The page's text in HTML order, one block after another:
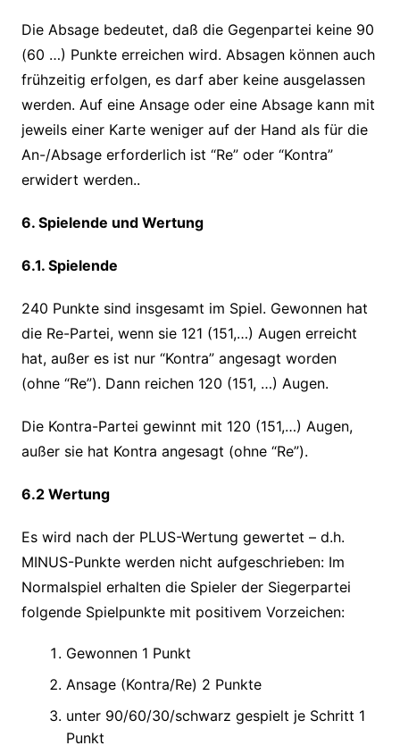
Die Absage bedeutet, daß die Gegenpartei keine 90
(60 …) Punkte erreichen wird. Absagen können auch
frühzeitig erfolgen, es darf aber keine ausgelassen
werden. Auf eine Ansage oder eine Absage kann mit
jeweils einer Karte weniger auf der Hand als für die
An-/Absage erforderlich ist “Re” oder “Kontra”
erwidert werden..
6. Spielende und Wertung
6.1. Spielende
240 Punkte sind insgesamt im Spiel. Gewonnen hat
die Re-Partei, wenn sie 121 (151,…) Augen erreicht
hat, außer es ist nur “Kontra” angesagt worden
(ohne “Re”). Dann reichen 120 (151, …) Augen.
Die Kontra-Partei gewinnt mit 120 (151,…) Augen,
außer sie hat Kontra angesagt (ohne “Re”).
6.2 Wertung
Es wird nach der PLUS-Wertung gewertet – d.h.
MINUS-Punkte werden nicht aufgeschrieben: Im
Normalspiel erhalten die Spieler der Siegerpartei
folgende Spielpunkte mit positivem Vorzeichen:
Gewonnen 1 Punkt
Ansage (Kontra/Re) 2 Punkte
unter 90/60/30/schwarz gespielt je Schritt 1
Punkt